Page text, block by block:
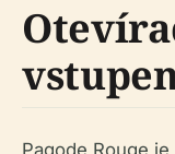
Pagode Rouge